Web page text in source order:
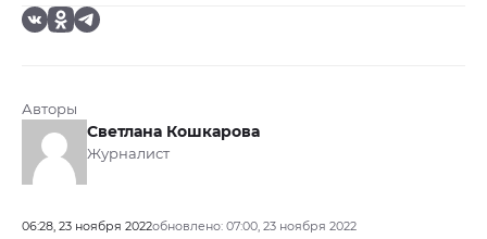
Авторы
Светлана Кошкарова
Журналист
06:28, 23 ноября 2022обновлено: 07:00, 23 ноября 2022